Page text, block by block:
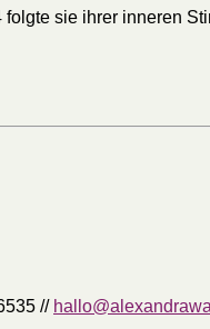
sie ihrer inneren
//